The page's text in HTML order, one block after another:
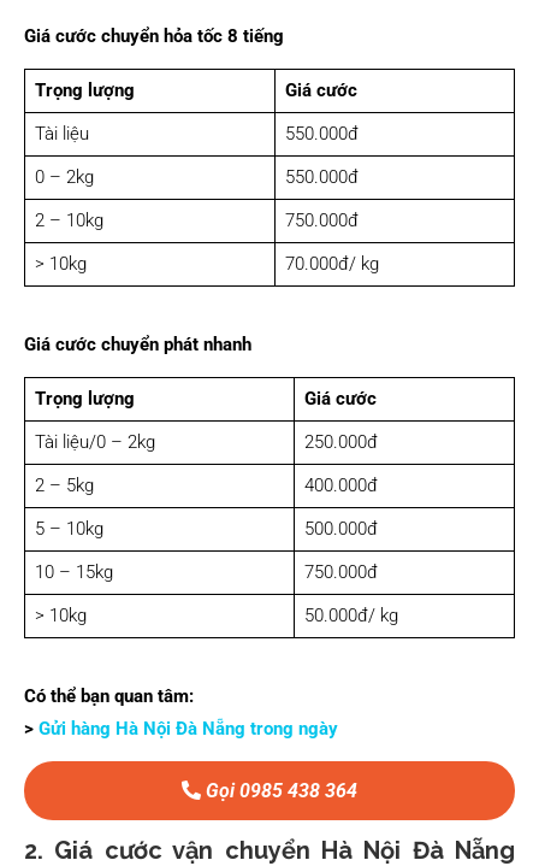
Giá cước chuyển hỏa tốc 8 tiếng
Trọng lượng
Giá cước
Tài liệu
550.000đ
0 – 2kg
550.000đ
2 – 10kg
750.000đ
> 10kg
70.000đ/ kg
Giá cước chuyển phát nhanh
Trọng lượng
Giá cước
Tài liệu/0 – 2kg
250.000đ
2 – 5kg
400.000đ
5 – 10kg
500.000đ
10 – 15kg
750.000đ
> 10kg
50.000đ/ kg
Có thể bạn quan tâm:
> Gửi hàng Hà Nội Đà Nẵng trong ngày
Gọi 0985 438 364
2. Giá cước vận chuyển Hà Nội Đà Nẵng